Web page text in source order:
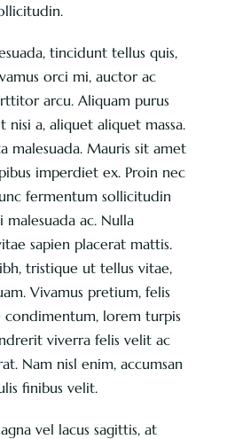
tincidunt tellus quis,
orci mi, auctor ac
arcu. Aliquam purus
nisi a, aliquet aliquet massa.
malesuada. Mauris sit amet
imperdiet ex. Proin nec
fermentum sollicitudin
ac. Nulla
sapien placerat mattis.
tristique ut tellus vitae,
Vivamus pretium, felis
condimentum, lorem turpis
viverra felis velit ac
Nam nisl enim, accumsan
finibus velit.
vel lacus sagittis, at